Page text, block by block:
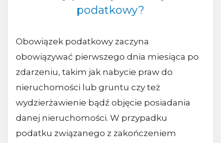
podatkowy?
Obowiązek podatkowy zaczyna
obowiązywać pierwszego dnia miesiąca po
zdarzeniu, takim jak nabycie praw do
nieruchomości lub gruntu czy też
wydzierżawienie bądź objęcie posiadania
danej nieruchomości. W przypadku
podatku związanego z zakończeniem